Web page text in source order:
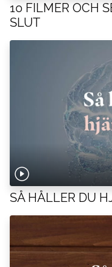
10 FILMER OCH
SLUT
SÅ HÅLLER DU